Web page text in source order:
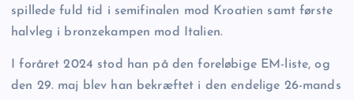
spillede fuld tid i semifinalen mod Kroatien samt første
halvleg i bronzekampen mod Italien.
I foråret 2024 stod han på den foreløbige EM-liste, og
den 29. maj blev han bekræftet i den endelige 26-mands